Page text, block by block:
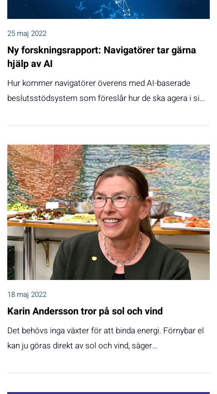
25 maj 2022
Ny forskningsrapport: Navigatörer tar gärna
hjälp av AI
Hur kommer navigatörer överens med AI-baserade
beslutsstödsystem som föreslår hur de ska agera i si…
18 maj 2022
Karin Andersson tror på sol och vind
Det behövs inga växter för att binda energi. Förnybar el
kan ju göras direkt av sol och vind, säger…